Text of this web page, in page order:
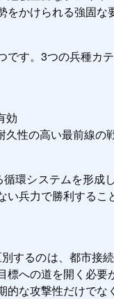
かけられる強固な
す。3つの兵種カ
効
久性の高い最前線の
環システムを形
兵力で勝利する
するのは、都市
への道を開く必
な攻撃性だけで